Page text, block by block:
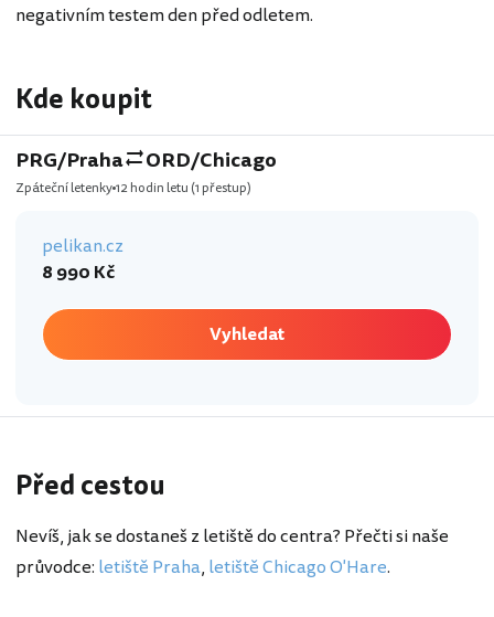
negativním testem den před odletem.
Kde koupit
PRG/Praha ORD/Chicago
Zpáteční letenky12 hodin letu (1 přestup)
pelikan.cz
8 990 Kč
Vyhledat
Před cestou
Nevíš, jak se dostaneš z letiště do centra? Přečti si naše
průvodce: letiště Praha, letiště Chicago O'Hare.